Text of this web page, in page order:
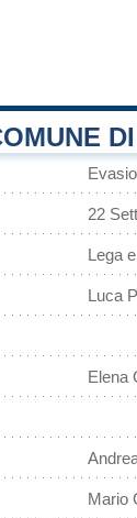
22
Lega
Luca
Elena
Mario